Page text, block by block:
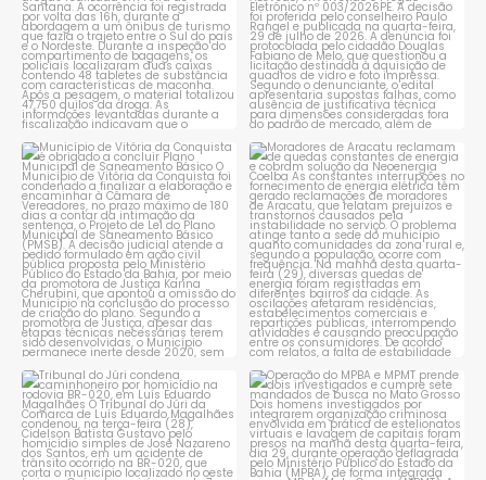
Município de Vitória da
Conquista é obrigado a...
1 0
Moradores de Aracatu
reclamam de quedas
constantes ...
1 0
Tribunal do Júri condena
caminhoneiro por...
1 0
Operação do MPBA e MPMT
prende dois investigados e...
1 0